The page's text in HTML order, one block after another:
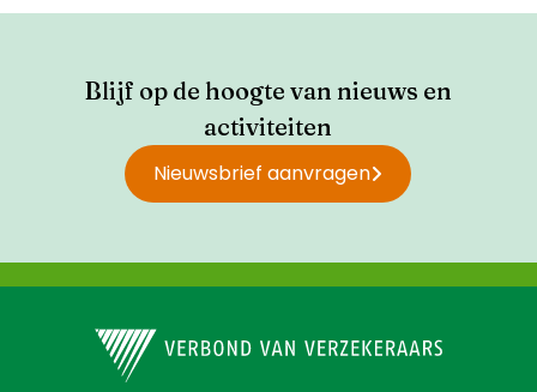
Blijf op de hoogte van nieuws en
activiteiten
Nieuwsbrief aanvragen